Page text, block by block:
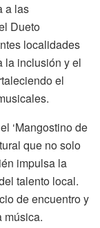
a las
Dueto
localidades
la inclusión y el
el
‘Mangostino de
que no solo
impulsa la
talento local.
de encuentro y
música.